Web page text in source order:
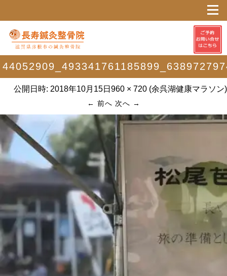
公開日時: 2018年10月15日 960 × 720 (余呉湖健康マラソン)
← 前へ 次へ →